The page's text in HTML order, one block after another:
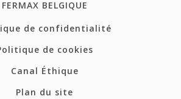
FERMAX BELGIQUE
de confidentialité
de cookies
Canal Éthique
Plan du site